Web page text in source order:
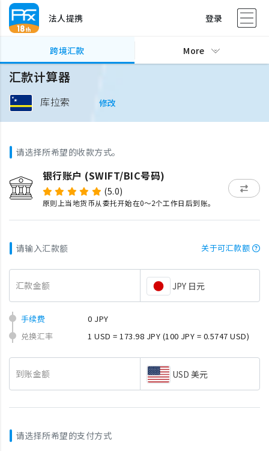
法人提携 登录
跨境汇款 More
汇款计算器
库拉索 修改
请选择所希望的收款方式。
银行账户 (SWIFT/BIC号码)
(5.0)
原则上当地货币从委托开始在0～2个工作日后到账。
请输入汇款额 关于可汇款额
汇款金额 JPY 日元
手续费
0 JPY
兑换汇率
1 USD = 173.98 JPY (100 JPY = 0.5747 USD)
到账金额 USD 美元
请选择所希望的支付方式